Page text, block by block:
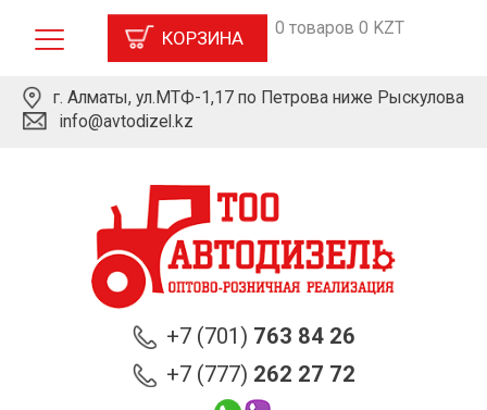
КОРЗИНА 0 товаров 0 KZT
г. Алматы, ул.МТФ-1,17 по Петрова ниже Рыскулова
info@avtodizel.kz
+7 (701) 763 84 26
+7 (777) 262 27 72